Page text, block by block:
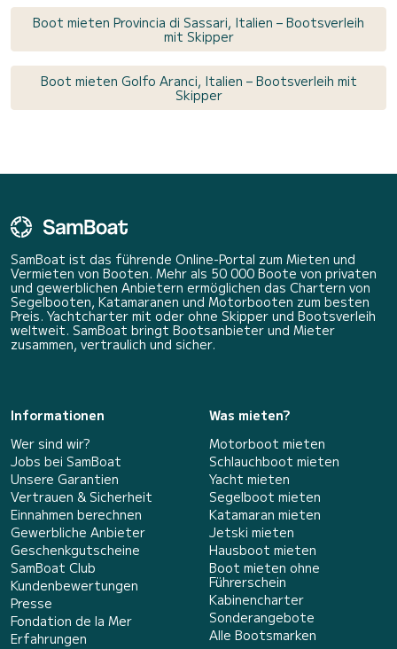
Boot mieten Provincia di Sassari, Italien – Bootsverleih
mit Skipper
Boot mieten Golfo Aranci, Italien – Bootsverleih mit
Skipper
SamBoat ist das führende Online-Portal zum Mieten und
Vermieten von Booten. Mehr als 50 000 Boote von privaten
und gewerblichen Anbietern ermöglichen das Chartern von
Segelbooten, Katamaranen und Motorbooten zum besten
Preis. Yachtcharter mit oder ohne Skipper und Bootsverleih
weltweit. SamBoat bringt Bootsanbieter und Mieter
zusammen, vertraulich und sicher.
Informationen
Wer sind wir?
Jobs bei SamBoat
Unsere Garantien
Vertrauen & Sicherheit
Einnahmen berechnen
Gewerbliche Anbieter
Geschenkgutscheine
SamBoat Club
Kundenbewertungen
Presse
Fondation de la Mer
Erfahrungen
Was mieten?
Motorboot mieten
Schlauchboot mieten
Yacht mieten
Segelboot mieten
Katamaran mieten
Jetski mieten
Hausboot mieten
Boot mieten ohne
Führerschein
Kabinencharter
Sonderangebote
Alle Bootsmarken